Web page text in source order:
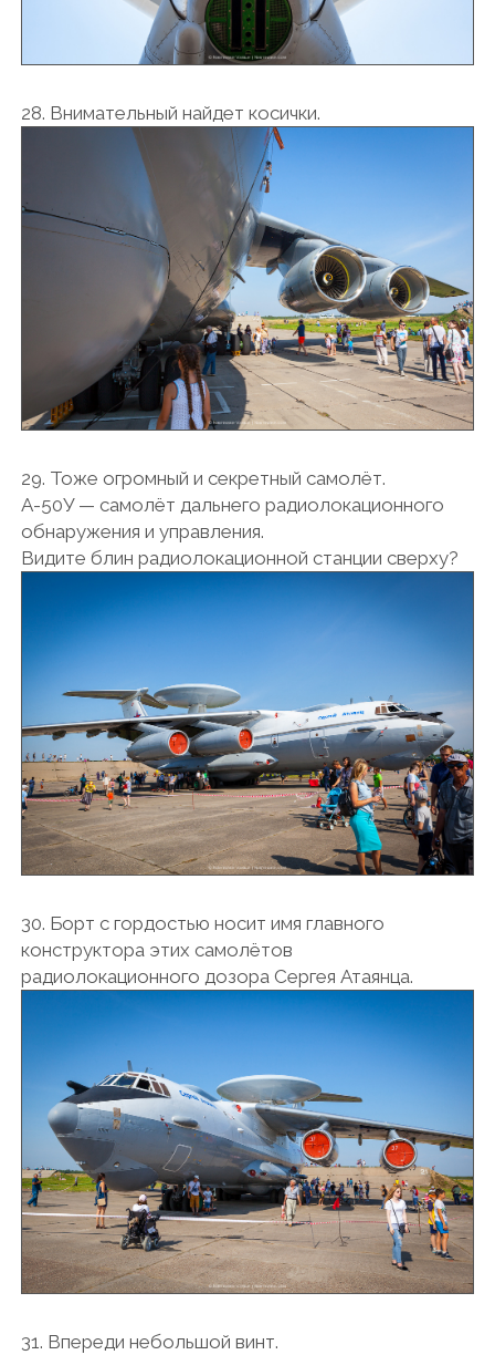
28. Внимательный найдет косички.
29. Тоже огромный и секретный самолёт.
А-50У — самолёт дальнего радиолокационного
обнаружения и управления.
Видите блин радиолокационной станции сверху?
30. Борт с гордостью носит имя главного
конструктора этих самолётов
радиолокационного дозора Сергея Атаянца.
31. Впереди небольшой винт.